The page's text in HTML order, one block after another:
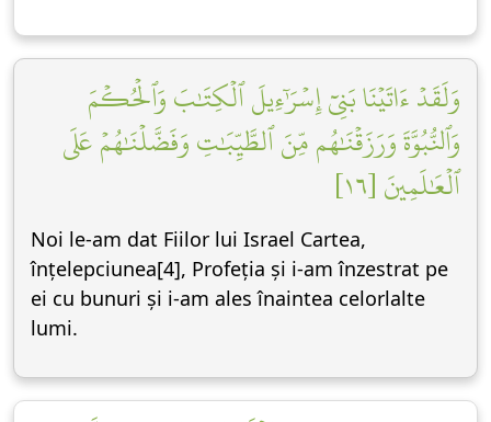
وَلَقَدۡ ءَاتَيۡنَا بَنِيٓ إِسۡرَٰٓءِيلَ ٱلۡكِتَٰبَ وَٱلۡحُكۡمَ
وَٱلنُّبُوَّةَ وَرَزَقۡنَٰهُم مِّنَ ٱلطَّيِّبَٰتِ وَفَضَّلۡنَٰهُمۡ عَلَى
ٱلۡعَٰلَمِينَ [١٦]
Noi le-am dat Fiilor lui Israel Cartea,
înțelepciunea[4], Profeția și i-am înzestrat pe
ei cu bunuri și i-am ales înaintea celorlalte
lumi.